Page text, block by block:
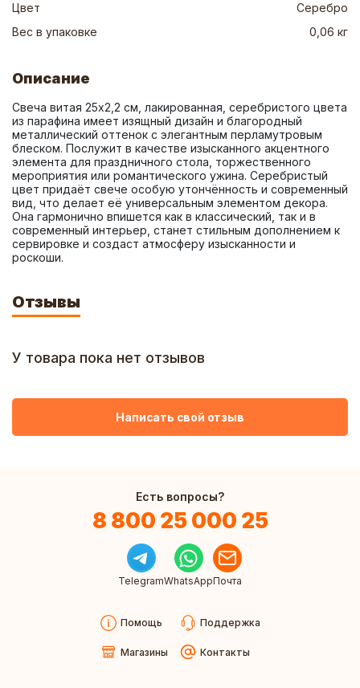
Цвет
Серебро
Вес в упаковке
0,06 кг
Описание
Свеча витая 25х2,2 см, лакированная, серебристого цвета
из парафина имеет изящный дизайн и благородный
металлический оттенок с элегантным перламутровым
блеском. Послужит в качестве изысканного акцентного
элемента для праздничного стола, торжественного
мероприятия или романтического ужина. Серебристый
цвет придаёт свече особую утончённость и современный
вид, что делает её универсальным элементом декора.
Она гармонично впишется как в классический, так и в
современный интерьер, станет стильным дополнением к
сервировке и создаст атмосферу изысканности и
роскоши.
Отзывы
У товара пока нет отзывов
Написать свой отзыв
Есть вопросы?
8 800 25 000 25
TelegramWhatsAppПочта
Помощь Поддержка
Магазины Контакты